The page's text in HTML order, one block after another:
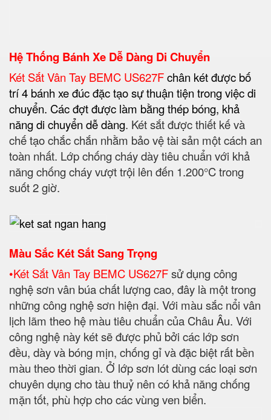
Màu Sắc Két Sắt Sang Trọng
•Két Sắt Vân Tay BEMC US627Fsử dụng công
nghệ sơn vân búa chất lượng cao, đây là một trong
những công nghệ sơn hiện đại. Với màu sắc nổi vân
lịch lãm theo hệ màu tiêu chuẩn của Châu Âu. Với
công nghệ này két sẽ được phủ bởi các lớp sơn
màu theo thời gian. Ở lớp sơn lót dùng các loại sơn
chuyên dụng cho tàu thuỷ nên có khả năng chống
mặn tốt, phù hợp cho các vùng ven biển.
Chất Lượng Tiêu Chuẩn Quốc TếISO 9001:2015
• Két sắt Safe Box:Được sản xuất theo tiêu chuẩn
Châu Âu và quy trình quản lý hệ thống chất lượng
ISO 9001:2015 do SGS tổ chức chứng nhận Thụy
Sỹ cấp và chứng nhận môi trường sản phẩn ISO
14001:2015 Do tổ chức chứng nhận Úc cấp. Với
khóa chìa được sản xuất tại Đức, có chứng nhận
xuất xứ và chứng nhận an toàn theo tiêu chuẩn